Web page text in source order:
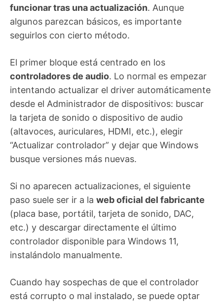
funcionar tras una actualización. Aunque
algunos parezcan básicos, es importante
seguirlos con cierto método.
El primer bloque está centrado en los
controladores de audio. Lo normal es empezar
intentando actualizar el driver automáticamente
desde el Administrador de dispositivos: buscar
la tarjeta de sonido o dispositivo de audio
(altavoces, auriculares, HDMI, etc.), elegir
“Actualizar controlador” y dejar que Windows
busque versiones más nuevas.
Si no aparecen actualizaciones, el siguiente
paso suele ser ir a la web oficial del fabricante
(placa base, portátil, tarjeta de sonido, DAC,
etc.) y descargar directamente el último
controlador disponible para Windows 11,
instalándolo manualmente.
Cuando hay sospechas de que el controlador
está corrupto o mal instalado, se puede optar